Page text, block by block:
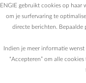
ENGIE gebruikt cookies op haar
om je surfervaring te
directe berichten. Bepaalde
Indien je meer informatie
“Accepteren” om alle